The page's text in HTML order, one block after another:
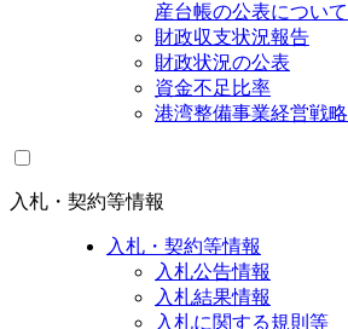
産台帳の公表について
財政収支状況報告
財政状況の公表
資金不足比率
港湾整備事業経営戦略
入札・契約等情報
入札・契約等情報
入札公告情報
入札結果情報
入札に関する規則等